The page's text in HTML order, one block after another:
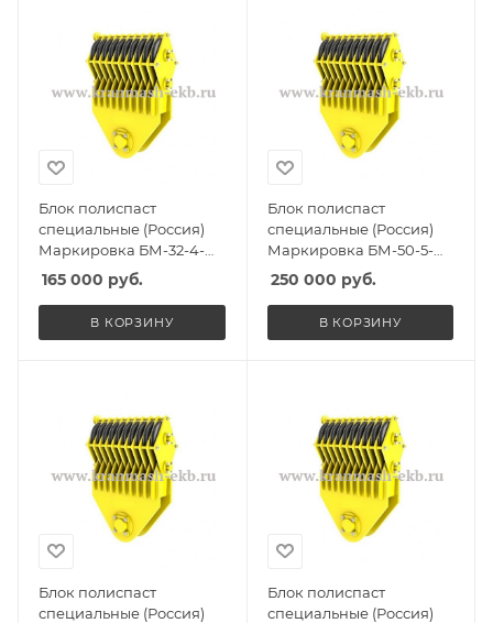
Блок полиспаст
специальные (Россия)
Маркировка БМ-32-4-
ССО, Масса 310кг,
Количество роликов 4, Г/
п 26,5т
165 000 руб.
В КОРЗИНУ
Блок полиспаст
специальные (Россия)
Маркировка БМ-50-5-
СГО, Масса 360кг,
Количество роликов 5, Г/
п 32т
250 000 руб.
В КОРЗИНУ
Блок полиспаст
специальные (Россия)
Блок полиспаст
специальные (Россия)